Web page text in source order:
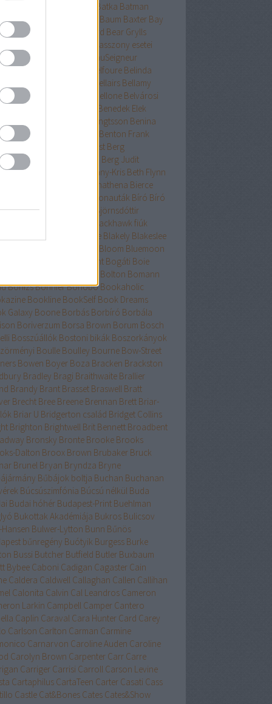
Batka Batman
Bauer Baum Baxter Bay
Bazterrica Beard Bear Grylls
Beatrice Hyde-Clare kisasszony esetei
Williams
BeauSeigneur
Stowe
Belfoure Belinda
Bellairs Bellamy
Belle Bellinger-nővérek Bellone Belvárosi
Benedek Elek
Bengtsson Benina
Benkő
Benton Frank
Berest Berg
Berg Judit
Berry Bethany-Kris Beth Flynn
Bhathena Bierce
Bionauták Bíró Bíró
Bishop
Björnsdóttir
Blackhawk fiúk
Blake Blakely Blakeslee
Bloom Bluemoon
Body Count Bogáti Boie
Bolton Bomann
BónizsBonnierBonobó Bookaholic
Bookline BookSelf Book Dreams
Galaxy Boone Borbás Borbíró Borbála
Boriverzum Borsa Brown Borum Bosch
Bosszúállók Bostoni bikák Boszorkányok
Boulle Boulley Bourne Bow-Street
Bowen Boyer Boza Bracken Brackston
Bradley Bragi Braithwaite Brallier
Brandy Brant Brasset Braswell Bratt
Brecht Bree Breene Brennan Brett Briar-
Briar U Bridgerton család Bridget Collins
Brighton Brightwell Brit Bennett Broadbent
Bronsky Bronte Brooke Brooks
Dalton Broox Brown Brubaker Bruck
Brunel Bryan Bryndza Bryne
Bűbájok boltja Buchan Buchanan
Búcsúszimfónia Búcsú nélkül Buda
Budai hóhér Budapest-Print Buehlman
Bukottak Akadémiája Bukros Bulicsov
Bulwer-Lytton Bunn Bűnös
bűnregény Buótyik Burgess Burke
Bussi Butcher Butfield Butler Buxbaum
Bybee Caboni Cadigan Cagaster Cain
Caldera Caldwell Callaghan Callen Callihan
Calonita Calvin Cal Leandros Cameron
Larkin Campbell Camper Cantero
Caplin Caraval Cara Hunter Card Carey
Carlson Carlton Carman Carmine
Carnarvon Caroline Auden Caroline
Carolyn Brown Carpenter Carr Carre
Carriger Carrisi Carroll Carson Levine
Cartaphilus CartaTeen Carter Casati Cass
Castle Cat&Bones Cates Cates&Show